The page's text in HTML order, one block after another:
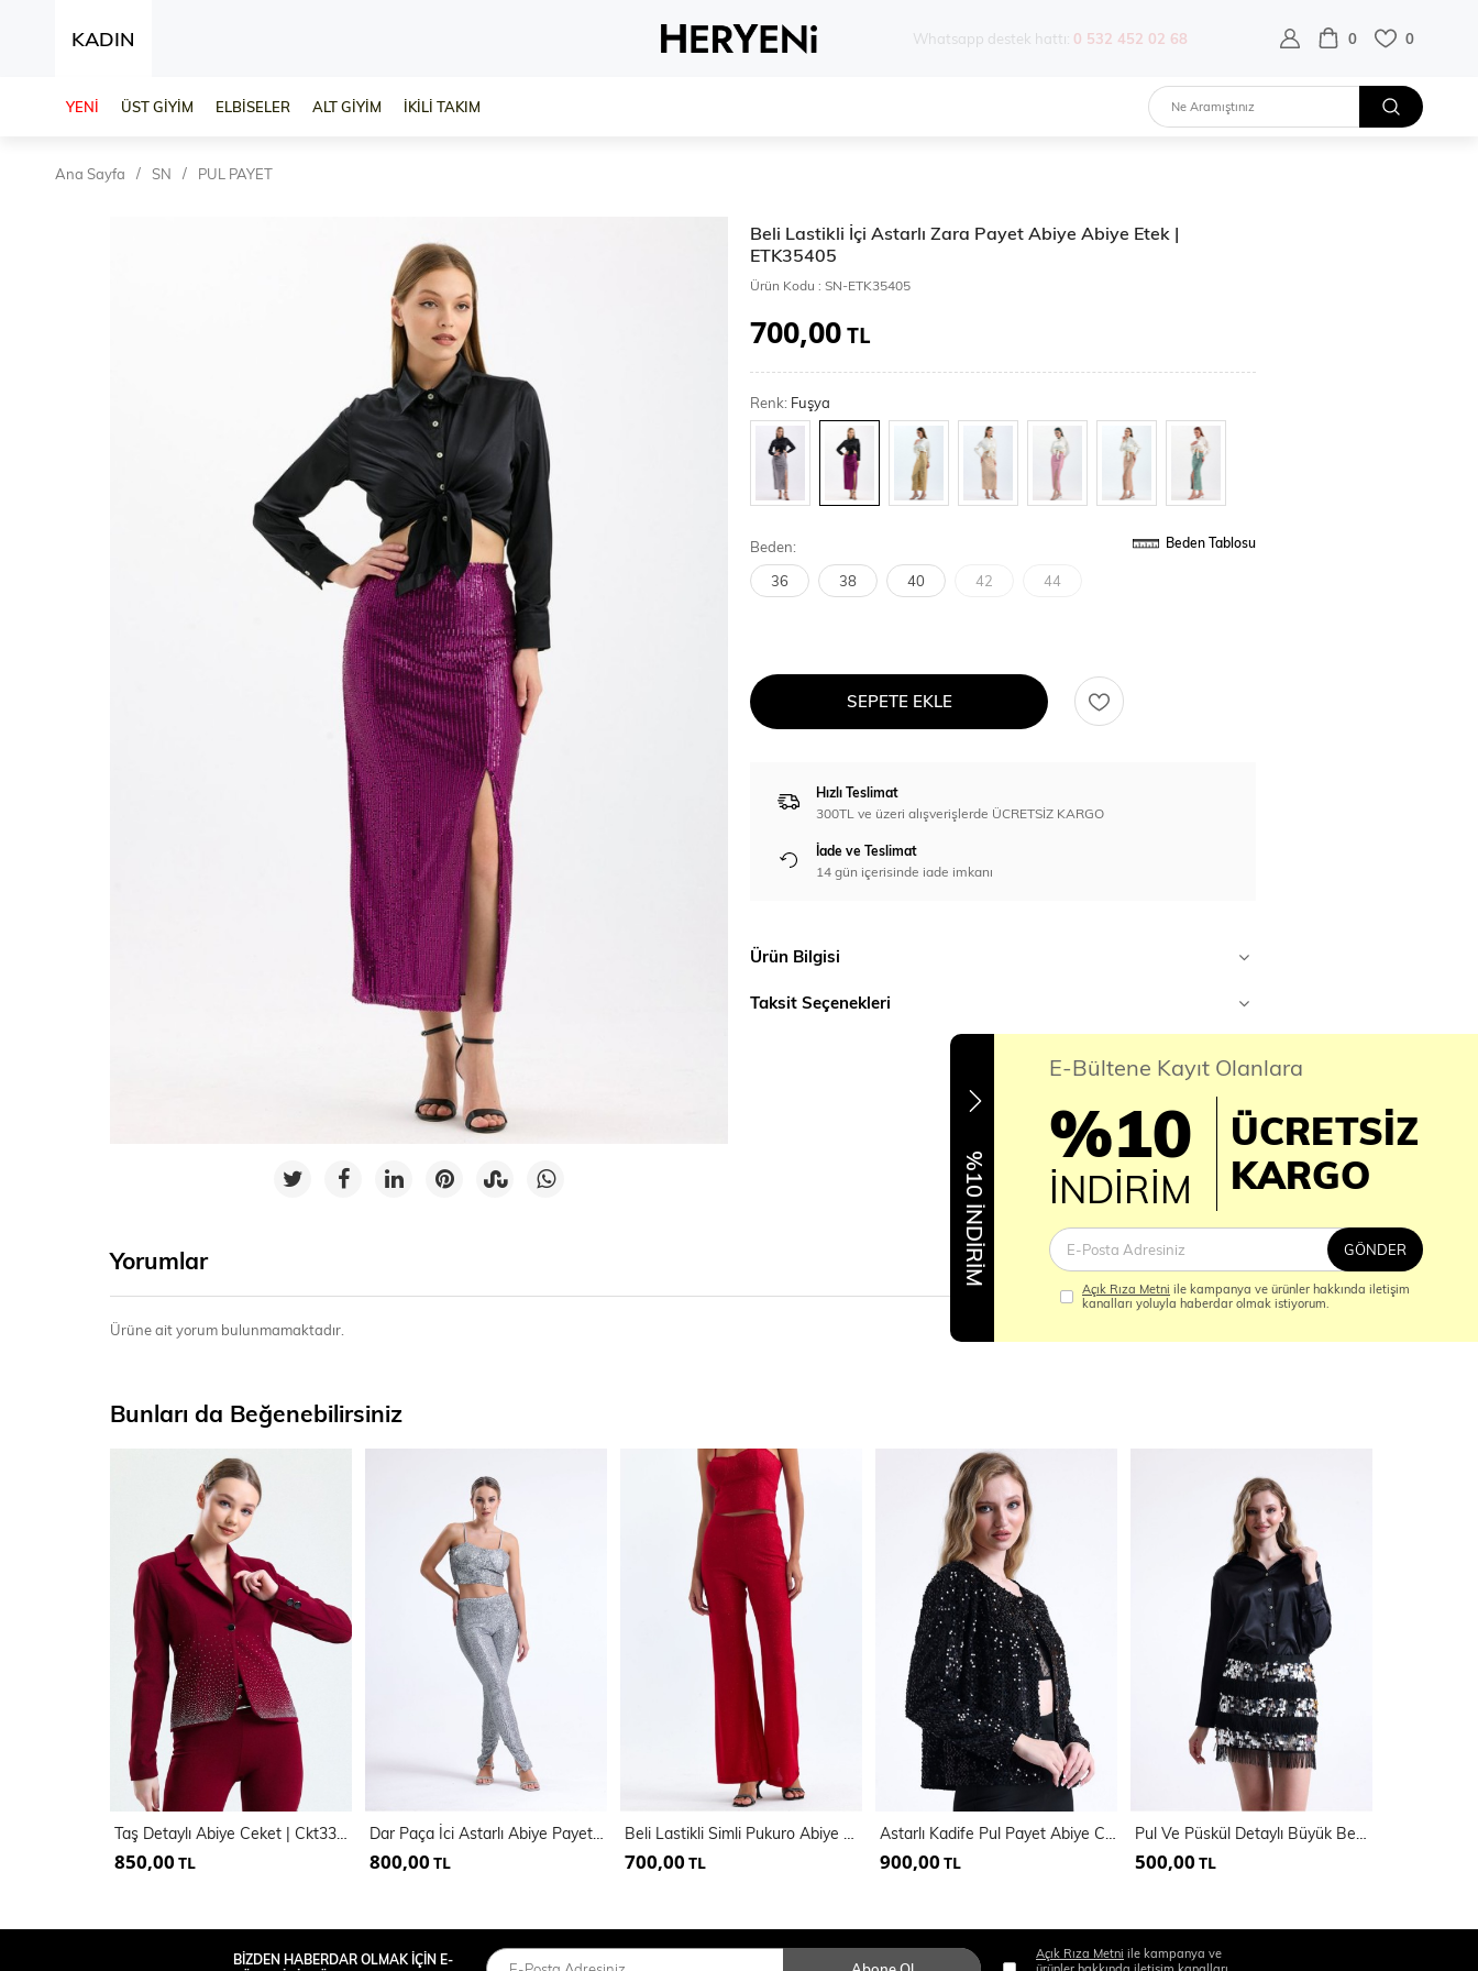
KADIN Whatsapp destek hattı: 0 532 452 02 68 0 0
YENİ ÜST GİYİM ELBİSELER ALT GİYİM İKİLİ TAKIM
Ana Sayfa SN PUL PAYET
Beli Lastikli İçi Astarlı Zara Payet Abiye Abiye Etek |
ETK35405
Ürün Kodu : SN-ETK35405
700,00TL
Renk: Fuşya
Beden: Beden Tablosu
36 38 40 42 44
SEPETE EKLE
Hızlı Teslimat
300TL ve üzeri alışverişlerde ÜCRETSİZ KARGO
İade ve Teslimat
14 gün içerisinde iade imkanı
Ürün Bilgisi
Taksit Seçenekleri
Yorumlar
Ürüne ait yorum bulunmamaktadır.
Bunları da Beğenebilirsiniz
Taş Detaylı Abiye Ceket | Ckt33437T
850,00 TL
Dar Paça İci Astarlı Abiye Payet Pantolon | Pnt34879
800,00 TL
Beli Lastikli Simli Pukuro Abiye Pantolon | Pnt35399
700,00 TL
Astarlı Kadife Pul Payet Abiye Ceket | Ckt 35256
900,00 TL
Pul Ve Püskül Detaylı Büyük Beden Abiye Mini Etek | Etk34438
500,00 TL
%10 İNDİRİM
E-Bültene Kayıt Olanlara
%10
İNDİRİM
ÜCRETSİZ
KARGO
GÖNDER
Açık Rıza Metni ile kampanya ve ürünler hakkında iletişim
kanalları yoluyla haberdar olmak istiyorum.
BİZDEN HABERDAR OLMAK İÇİN E-
Açık Rıza Metni ile kampanya ve